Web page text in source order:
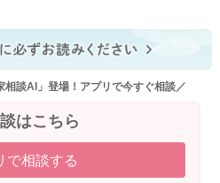
相談AI」登場！アプリで今すぐ相談／
はこちら
で相談する